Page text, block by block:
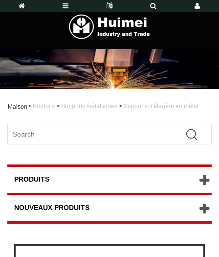
Maison> Produits > Supports métalliques > Supports d'étagère en métal
PRODUITS
NOUVEAUX PRODUITS